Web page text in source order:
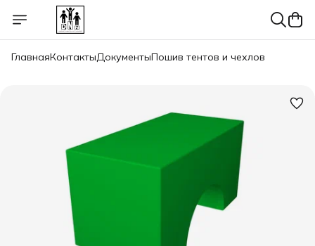
ГлавнаяКонтактыДокументыПошив тентов и чехлов